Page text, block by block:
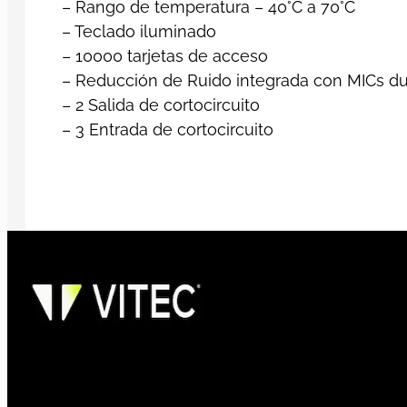
– Rango de temperatura – 40°C a 70°C
– Teclado iluminado
– 10000 tarjetas de acceso
– Reducción de Ruido integrada con MICs
– 2 Salida de cortocircuito
– 3 Entrada de cortocircuito